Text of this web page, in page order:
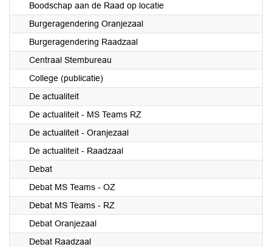
Boodschap aan de Raad op locatie
Burgeragendering Oranjezaal
Burgeragendering Raadzaal
Centraal Stembureau
College (publicatie)
De actualiteit
De actualiteit - MS Teams RZ
De actualiteit - Oranjezaal
De actualiteit - Raadzaal
Debat
Debat MS Teams - OZ
Debat MS Teams - RZ
Debat Oranjezaal
Debat Raadzaal